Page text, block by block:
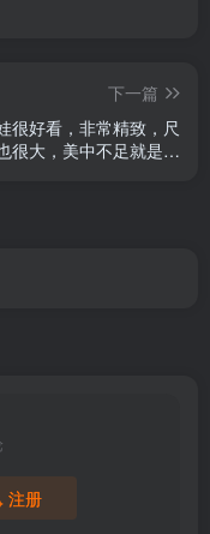
下一篇
很好看，非常精致，尺
很大，美中不足就是，
注册